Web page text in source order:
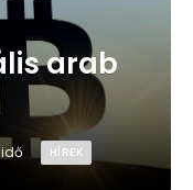
arab
HÍREK